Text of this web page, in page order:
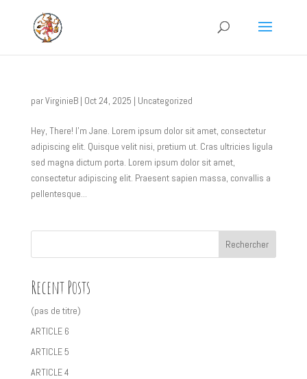
parVirginieB| Oct 24, 2025 | Uncategorized
Hey, There! I’m Jane. Lorem ipsum dolor sit amet, consectetur
adipiscing elit. Quisque velit nisi, pretium ut. Cras ultricies ligula
sed magna dictum porta. Lorem ipsum dolor sit amet,
consectetur adipiscing elit. Praesent sapien massa, convallis a
pellentesque...
Rechercher
Recent Posts
(pas de titre)
ARTICLE 6
ARTICLE 5
ARTICLE 4